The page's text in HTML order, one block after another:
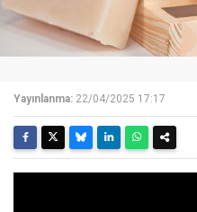
Yayınlanma: 22/04/2025 17:17